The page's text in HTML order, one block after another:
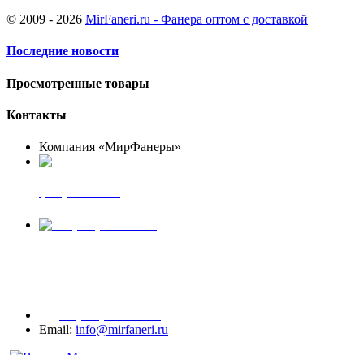
© 2009 - 2026 MirFaneri.ru - Фанера оптом с доставкой
Последние новости
Просмотренные товары
Контакты
Компания «МирФанеры»
Email: info@mirfaneri.ru